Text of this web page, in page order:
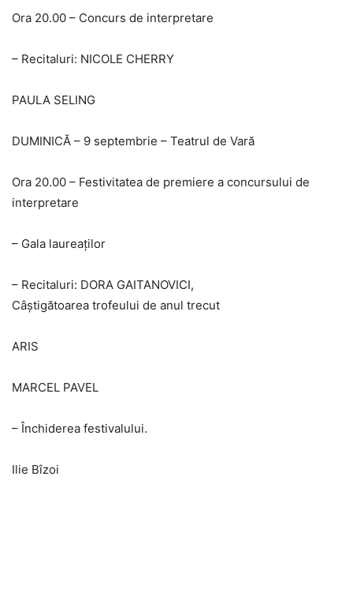
Ora 20.00 – Concurs de interpretare
– Recitaluri: NICOLE CHERRY
PAULA SELING
DUMINICĂ – 9 septembrie – Teatrul de Vară
Ora 20.00 – Festivitatea de premiere a concursului de
interpretare
– Gala laureaţilor
– Recitaluri: DORA GAITANOVICI,
Câștigătoarea trofeului de anul trecut
ARIS
MARCEL PAVEL
– Închiderea festivalului.
Ilie Bîzoi